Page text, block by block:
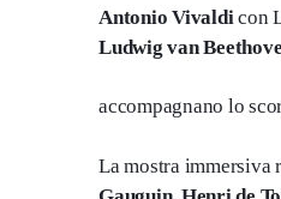
Antonio Vivaldi con
Ludwig van
accompagnano lo
La mostra